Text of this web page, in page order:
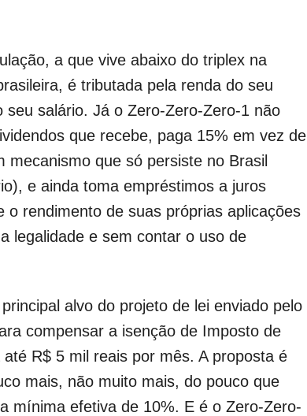
a que vive abaixo do triplex na
é tributada pela renda do seu
seu salário. Já o Zero-Zero-Zero-1 não
que recebe, paga 15% em vez de
mecanismo que só persiste no Brasil
e ainda toma empréstimos a juros
o rendimento de suas próprias aplicações
legalidade e sem contar o uso de
alvo do projeto de lei enviado pelo
compensar a isenção de Imposto de
R$ 5 mil reais por mês. A proposta é
mais, não muito mais, do pouco que
mínima efetiva de 10%. E é o Zero-Zero-